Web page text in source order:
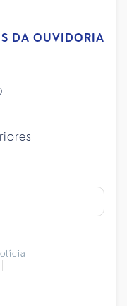
DA OUVIDORIA